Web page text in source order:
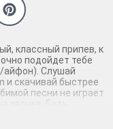
классный припев, к
подойдет тебе
айфон). Слушай
и скачивай быстрее
песни не играет
звонке. Будь
музыки и оценит